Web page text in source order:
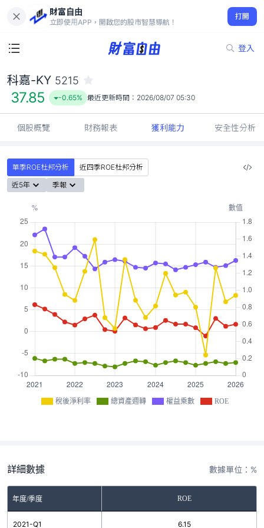
財富自由
立即使用APP，開啟您的股市智慧導航！
打開
登入
37.85
-0.65%
科嘉-KY 5215
37.85 -0.65% 最近更新時間： 2026/08/07 05:30
個股概覽 財務報表 獲利能力 安全性分析
單季ROE杜邦分析
近四季ROE杜邦分析
近5年
季報
稅後淨利率 總資產週轉 權益乘數 ROE
詳細數據 數據單位：%
年度/季度 ROE
2021-Q1 6.15